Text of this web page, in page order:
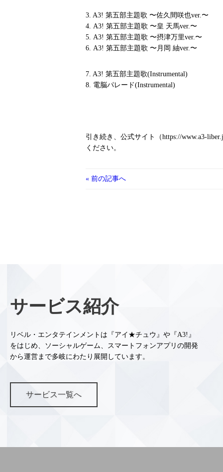
3. A3! 第五部主題歌 〜佐久間咲也ver.〜
4. A3! 第五部主題歌 〜皇 天馬ver.〜
5. A3! 第五部主題歌 〜摂津万里ver.〜
6. A3! 第五部主題歌 〜月岡 紬ver.〜
7. A3! 第五部主題歌(Instrumental)
8. 電脳パレード(Instrumental)
引き続き、公式サイト（https://www.a3-
ください。
« 前の記事へ
サービス紹介
リベル・エンタテインメントは『アイ★チュウ』や『A3!』
をはじめ、ソーシャルゲーム、スマートフォンアプリの開発
から運営まで多岐にわたり展開しています。
サービス一覧へ